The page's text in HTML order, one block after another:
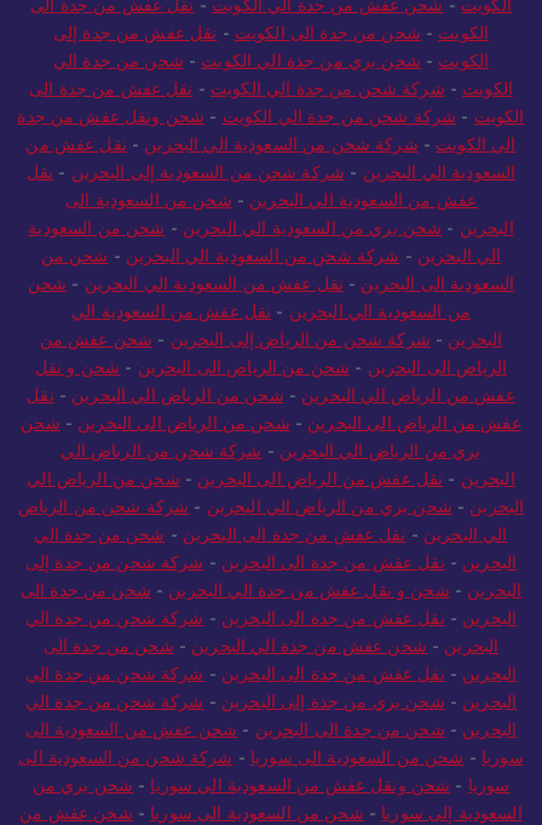
الكويت - شحن عفش من جدة الي الكويت - نقل عفش من جدة الى
الكويت - شحن من جدة الى الكويت - نقل عفش من جدة إلى
الكويت - شحن بري من جدة الي الكويت - شحن من جدة الي
الكويت - شركة شحن من جدة الي الكويت - نقل عفش من جدة الى
الكويت - شركة شحن من جدة الي الكويت - شحن ونقل عفش من جدة
الي الكويت - شركة شحن من السعودية الي البحرين - نقل عفش من
السعودية الي البحرين - شركة شحن من السعودية إلى البحرين - نقل
عفش من السعودية الي البحرين - شحن من السعودية الى
البحرين - شحن بري من السعودية الي البحرين - شحن من السعودية
الي البحرين - شركة شحن من السعودية الي البحرين - شحن من
السعودية الى البحرين - نقل عفش من السعودية الي البحرين - شحن
من السعودية الي البحرين - نقل عفش من السعودية الي
البحرين - شركة شحن من الرياض إلى البحرين - شحن عفش من
الرياض الى البحرين - شحن من الرياض الى البحرين - شحن و نقل
عفش من الرياض الي البحرين - شحن من الرياض الي البحرين - نقل
عفش من الرياض الى البحرين - شحن من الرياض الى البحرين - شحن
بري من الرياض الي البحرين - شركة شحن من الرياض الي
البحرين - نقل عفش من الرياض الى البحرين - شحن من الرياض الي
البحرين - شحن بري من الرياض الي البحرين - شركة شحن من الرياض
الي البحرين - نقل عفش من جدة الى البحرين - شحن من جدة الي
البحرين - نقل عفش من جدة الى البحرين - شركة شحن من جدة إلى
البحرين - شحن و نقل عفش من جدة الي البحرين - شحن من جدة الى
البحرين - نقل عفش من جدة الى البحرين - شركة شحن من جدة الي
البحرين - شحن عفش من جدة الي البحرين - شحن من جدة الى
البحرين - نقل عفش من جدة الى البحرين - شركة شحن من جدة الي
البحرين - شحن بري من جدة إلى البحرين - شركة شحن من جدة الي
البحرين - شحن من جدة الى البحرين - شحن عفش من السعودية الى
سوريا - شحن من السعودية الى سوريا - شركة شحن من السعودية الى
سوريا - شحن ونقل عفش من السعودية الي سوريا - شحن بري من
السعودية إلى سوريا - شحن من السعودية الى سوريا - شحن عفش من